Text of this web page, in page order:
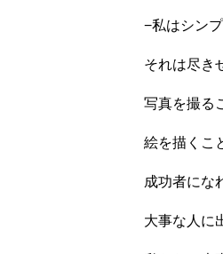
−私はシン
それは尽き
写真を撮る
絵を描くこ
成功者にな
大事な人に